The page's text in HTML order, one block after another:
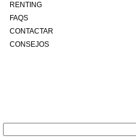
RENTING
FAQS
CONTACTAR
CONSEJOS